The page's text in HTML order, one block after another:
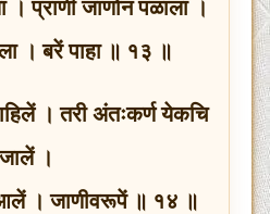
प्राणी जाणोन पळाला ।
। बरें पाहा ॥ १३ ॥
। तरी अंतःकर्ण येकचि
जालें ।
आलें । जाणीवरूपें ॥ १४ ॥